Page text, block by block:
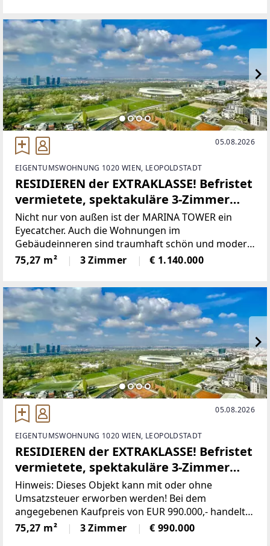
05.08.2026
EIGENTUMSWOHNUNG 1020 WIEN, LEOPOLDSTADT
RESIDIEREN der EXTRAKLASSE! Befristet
vermietete, spektakuläre 3-Zimmer
Terrassenwohnung mit
unverbaubarem TRAUMBLICK
Nicht nur von außen ist der MARINA TOWER ein
Eyecatcher. Auch die Wohnungen im
Gebäudeinneren sind traumhaft schön und modern
ausgestattet.Der MARINA TOWER befindet sich an
einem attraktiven Wohnstandort mit hoher
75,27 m² 3 Zimmer € 1.140.000
05.08.2026
EIGENTUMSWOHNUNG 1020 WIEN, LEOPOLDSTADT
RESIDIEREN der EXTRAKLASSE! Befristet
vermietete, spektakuläre 3-Zimmer
Terrassenwohnung mit
unverbaubarem TRAUMBLICK
Hinweis: Dieses Objekt kann mit oder ohne
Umsatzsteuer erworben werden! Bei dem
angegebenen Kaufpreis von EUR 990.000,- handelt
es sich um den Nettopreis, auf welchen 20% USt.
hinzukommen.Nicht nur von außen ist der MARINA
75,27 m² 3 Zimmer € 990.000